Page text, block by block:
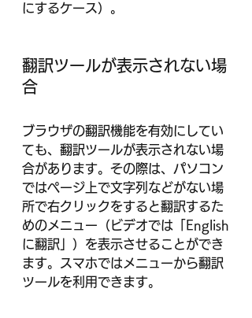
にするケース）。
翻訳ツールが表示されない場
合
ブラウザの翻訳機能を有効にしてい
ても、翻訳ツールが表示されない場
合があります。その際は、パソコン
ではページ上で文字列などがない場
所で右クリックをすると翻訳するた
めのメニュー（ビデオでは「English
に翻訳」）を表示させることができ
ます。スマホではメニューから翻訳
ツールを利用できます。